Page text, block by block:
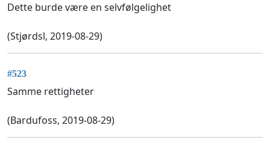
Dette burde være en selvfølgelighet
(Stjørdsl, 2019-08-29)
#523
Samme rettigheter
(Bardufoss, 2019-08-29)